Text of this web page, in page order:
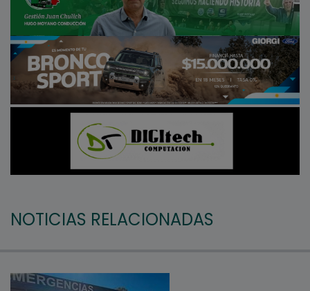
NOTICIAS RELACIONADAS